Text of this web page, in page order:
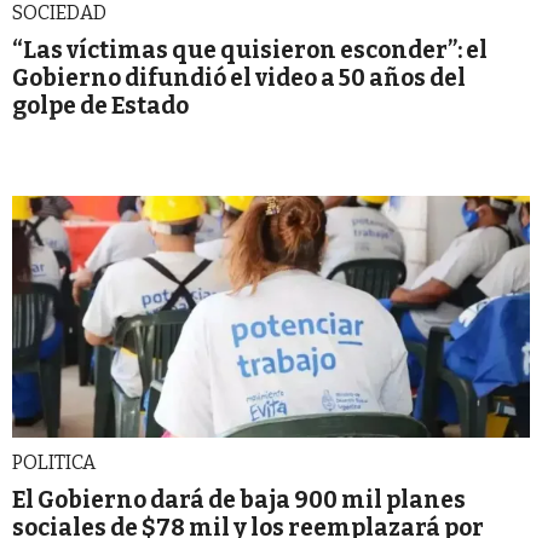
SOCIEDAD
“Las víctimas que quisieron esconder”: el
Gobierno difundió el video a 50 años del
golpe de Estado
POLITICA
El Gobierno dará de baja 900 mil planes
sociales de $78 mil y los reemplazará por